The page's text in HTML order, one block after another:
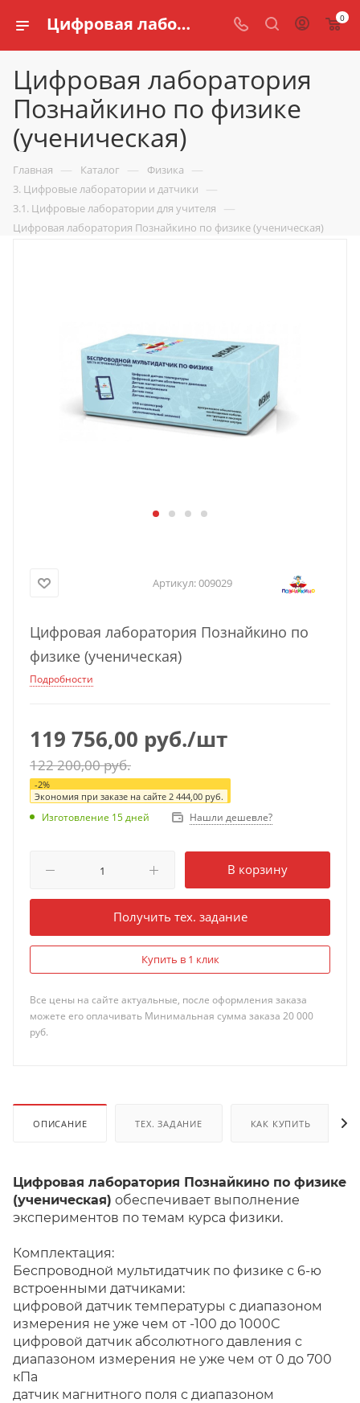
Цифровая лаборатория Познайкино по физике (ученическая) купить для кабинета физики по доступной цене в интернет магазине schools.ru 0
Цифровая лаборатория
Познайкино по физике
(ученическая)
Главная — Каталог — Физика —
3. Цифровые лаборатории и датчики —
3.1. Цифровые лаборатории для учителя —
Цифровая лаборатория Познайкино по физике (ученическая)
Артикул:009029
Цифровая лаборатория Познайкино по
физике (ученическая)
Подробности
119 756,00 руб./шт
122 200,00руб.
-2%
Экономия при заказе на сайте 2 444,00 руб.
Изготовление 15 дней Нашли дешевле?
В корзину
Получить тех. задание
Купить в 1 клик
Все цены на сайте актуальные, после оформления заказа
можете его оплачивать Минимальная сумма заказа 20 000
руб.
ОПИСАНИЕ ТЕХ. ЗАДАНИЕ КАК КУПИТЬ
Цифровая лаборатория Познайкино по физике
(ученическая) обеспечивает выполнение
экспериментов по темам курса физики.
Комплектация:
Беспроводной мультидатчик по физике с 6-ю
встроенными датчиками:
цифровой датчик температуры с диапазоном
измерения не уже чем от -100 до 1000С
цифровой датчик абсолютного давления с
диапазоном измерения не уже чем от 0 до 700
кПа
датчик магнитного поля с диапазоном